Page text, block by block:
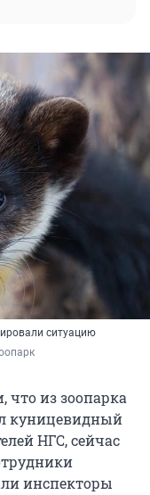
ситуацию
что из зоопарка
куницевидный
НГС, сейчас
инспекторы